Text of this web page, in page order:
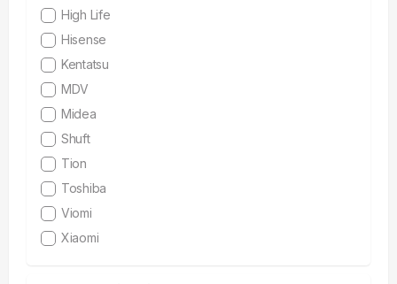
High Life
Hisense
Kentatsu
MDV
Midea
Shuft
Tion
Toshiba
Viomi
Xiaomi